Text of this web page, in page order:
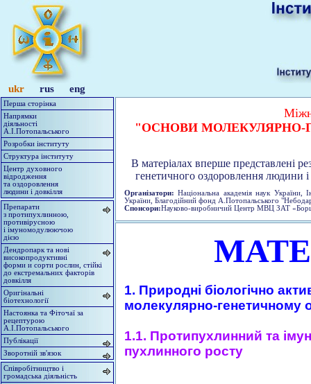
ukr rus eng
Перша сторінка
Напрямки
діяльності
А.І.Потопальського
Розробки інституту
Структура інституту
Центр духовного
відродження
та оздоровлення
людини і довкілля
Препарати
з протипухлинною,
противірусною
і імуномодулюючою
дією
Дендропарк та нові
високопродуктивні
форми и сорти рослин, стійкі
до екстремальних факторів
довкілля
Оригінальні
біотехнології
Настоянка та Фіточаї за
рецептурою
А.І.Потопальського
Публікації
Зворотній зв'язок
Співробітництво і
громадська діяльність
"ОСНОВИ МОЛЕКУЛЯРНО-
В матеріалах вперше представлені
генетичного оздоровлення людини і
Організатори: Національна академія наук України,
України, Благодійний фонд А.Потопальського
Спонсори:Науково-виробничий Центр МВЦ ЗАТ
1. Природні біологічно
молекулярно-генетичному
1.1. Протипухлинний та
пухлинного росту